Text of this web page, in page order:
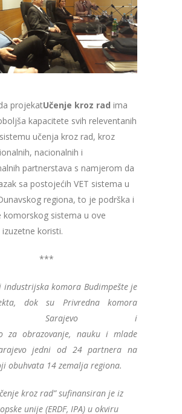
projekatUčenje kroz rad ima
kapacitete svih releventanih
učenja kroz rad, kroz
nacionalnih i
partnerstava s namjerom da
sa postojećih VET sistema u
regiona, to je podrška i
komorskog sistema u ove
koristi.
***
industrijska komora Budimpešte je
dok su Privredna komora
Sarajevo i
za obrazovanje, nauku i mlade
jedni od 24 partnera na
obuhvata 14 zemalja regiona.
kroz rad” sufinansiran je iz
unije (ERDF, IPA) u okviru